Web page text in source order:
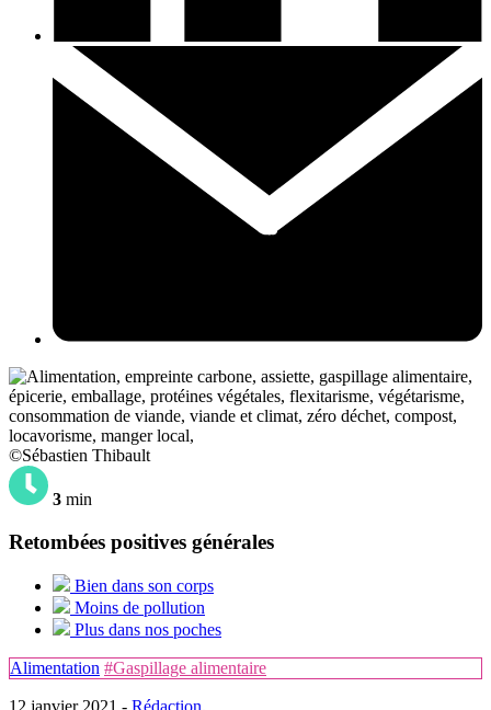
©Sébastien Thibault
3 min
Retombées positives générales
Bien dans son corps
Moins de pollution
Plus dans nos poches
Alimentation #Gaspillage alimentaire